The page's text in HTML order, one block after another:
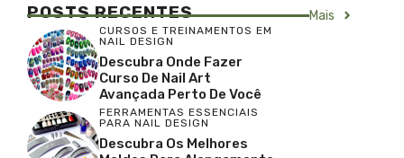
POSTS RECENTES Mais
CURSOS E TREINAMENTOS EM
NAIL DESIGN
Descubra Onde Fazer
Curso De Nail Art
Avançada Perto De Você
FERRAMENTAS ESSENCIAIS
PARA NAIL DESIGN
Descubra Os Melhores